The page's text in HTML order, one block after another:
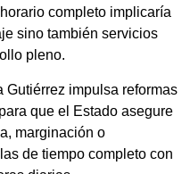
completo implicaría
sino también servicios
pleno.
Gutiérrez impulsa reformas
que el Estado asegure
marginación o
de tiempo completo con